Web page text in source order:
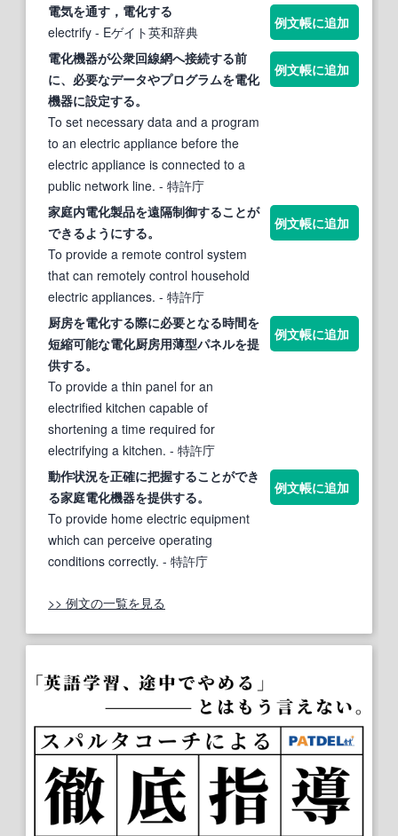
電気を通す， 電化する
electrify - Eゲイト英和辞典
例文帳に追加
電化機器が公衆回線網へ接続する前
に、必要なデータやプログラムを電化
機器に設定する。
To set necessary data and a program
to an electric appliance before the
electric appliance is connected to a
public network line. - 特許庁
例文帳に追加
家庭内電化製品を遠隔制御することが
できるようにする。
To provide a remote control system
that can remotely control household
electric appliances. - 特許庁
例文帳に追加
厨房を電化する際に必要となる時間を
短縮可能な電化厨房用薄型パネルを提
供する。
To provide a thin panel for an
electrified kitchen capable of
shortening a time required for
electrifying a kitchen. - 特許庁
例文帳に追加
動作状況を正確に把握することができ
る家庭電化機器を提供する。
To provide home electric equipment
which can perceive operating
conditions correctly. - 特許庁
例文帳に追加
>> 例文の一覧を見る